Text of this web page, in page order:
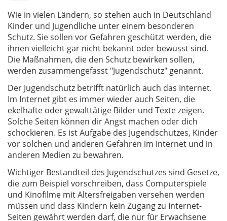
Wie in vielen Ländern, so stehen auch in Deutschland
Kinder und Jugendliche unter einem besonderen
Schutz. Sie sollen vor Gefahren geschützt werden, die
ihnen vielleicht gar nicht bekannt oder bewusst sind.
Die Maßnahmen, die den Schutz bewirken sollen,
werden zusammengefasst "Jugendschutz" genannt.
Der Jugendschutz betrifft natürlich auch das Internet.
Im Internet gibt es immer wieder auch Seiten, die
ekelhafte oder gewalttätige Bilder und Texte zeigen.
Solche Seiten können dir Angst machen oder dich
schockieren. Es ist Aufgabe des Jugendschutzes, Kinder
vor solchen und anderen Gefahren im Internet und in
anderen Medien zu bewahren.
Wichtiger Bestandteil des Jugendschutzes sind Gesetze,
die zum Beispiel vorschreiben, dass Computerspiele
und Kinofilme mit Altersfreigaben versehen werden
müssen und dass Kindern kein Zugang zu Internet-
Seiten gewährt werden darf, die nur für Erwachsene